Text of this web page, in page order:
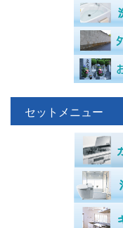
セットメニュー